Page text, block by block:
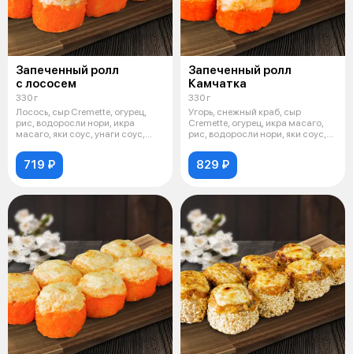
Запеченный ролл
с лососем
330 г
Лосось, сыр Cremette, огурец,
рис, водоросли нори, икра
масаго, яки соус, унаги соус,
719 ₽
Запеченный ролл
Камчатка
330 г
Угорь, снежный краб, сыр
Cremette, огурец, икра масаго,
рис, водоросли нори, яки соус,
829 ₽